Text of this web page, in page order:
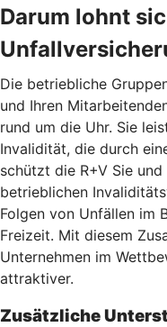
Darum lohnt
Die betriebliche
und Ihren
rund um die Uhr. Sie
Invalidität, die durch
schützt die R+V Sie
betrieblichen
Folgen von Unfällen im
Freizeit. Mit diesem
Unternehmen im
attraktiver.
Zusätzliche